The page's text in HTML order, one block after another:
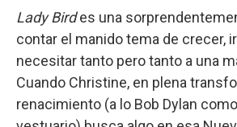
Lady Birdes una
contar el manido tema de crecer,
necesitar tanto pero tanto a una
Cuando Christine, en plena
renacimiento (a lo Bob Dylan